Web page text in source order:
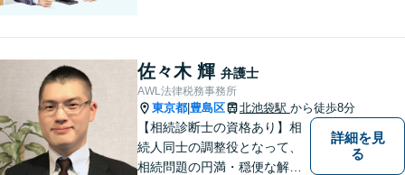
で広く取り扱い、幅広い分野
で実績あり！【完全個室対
応】
佐々木 輝 弁護士
AWL法律税務事務所
東京都 豊島区 北池袋駅 から徒歩8分
【相続診断士の資格あり】相
続人同士の調整役となって、
相続問題の円満・穏便な解決
詳細を見
る